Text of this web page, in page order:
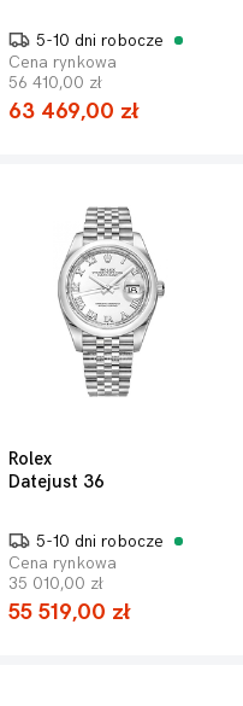
5-10 dni robocze
Cena rynkowa
56 410,00 zł
63 469,00 zł
Rolex
Datejust 36
5-10 dni robocze
Cena rynkowa
35 010,00 zł
55 519,00 zł